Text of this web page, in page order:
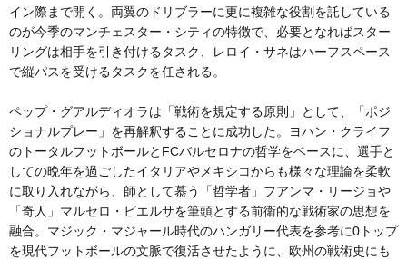
イン際まで開く。両翼のドリブラーに更に複雑な役割を託している
のが今季のマンチェスター・シティの特徴で、必要となればスター
リングは相手を引き付けるタスク、レロイ・サネはハーフスペース
で縦パスを受けるタスクを任される。
ペップ・グアルディオラは「戦術を規定する原則」として、「ポジ
ショナルプレー」を再解釈することに成功した。ヨハン・クライフ
のトータルフットボールとFCバルセロナの哲学をベースに、選手と
しての晩年を過ごしたイタリアやメキシコからも様々な理論を柔軟
に取り入れながら、師として慕う「哲学者」フアンマ・リージョや
「奇人」マルセロ・ビエルサを筆頭とする前衛的な戦術家の思想を
融合。マジック・マジャール時代のハンガリー代表を参考に0トップ
を現代フットボールの文脈で復活させたように、欧州の戦術史にも